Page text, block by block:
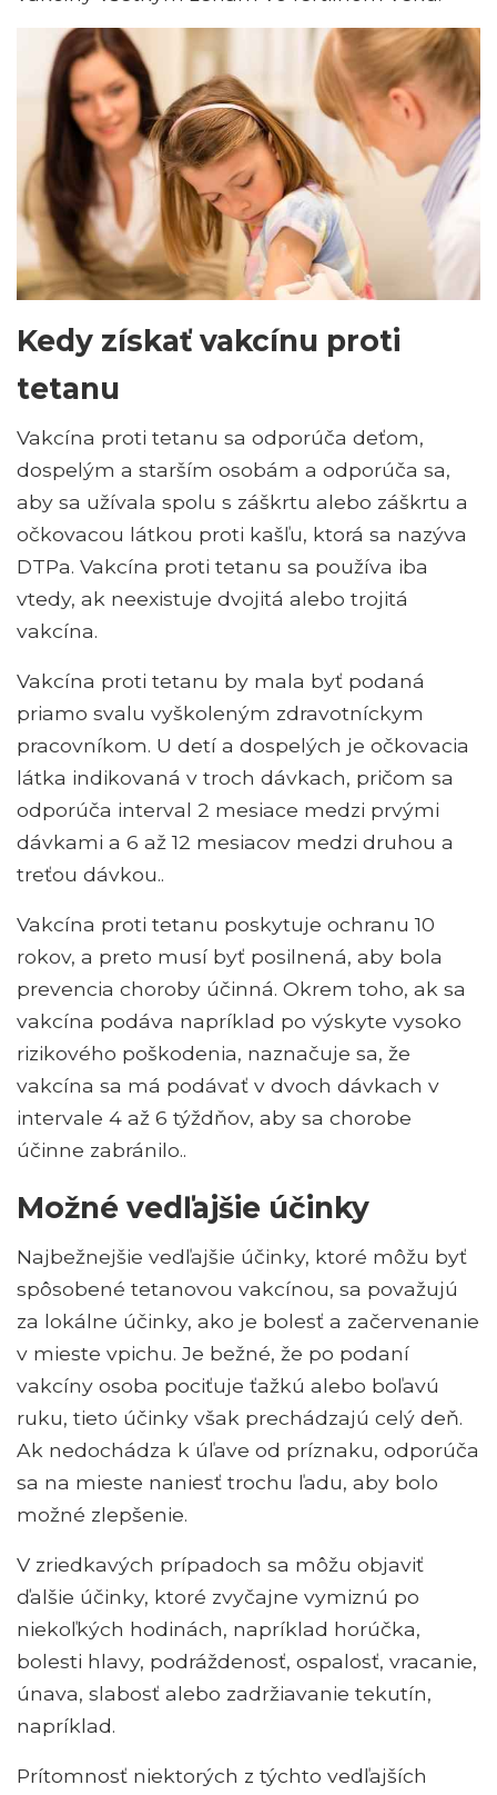
Kedy získať vakcínu proti
tetanu
Vakcína proti tetanu sa odporúča deťom,
dospelým a starším osobám a odporúča sa,
aby sa užívala spolu s záškrtu alebo záškrtu a
očkovacou látkou proti kašľu, ktorá sa nazýva
DTPa. Vakcína proti tetanu sa používa iba
vtedy, ak neexistuje dvojitá alebo trojitá
vakcína.
Vakcína proti tetanu by mala byť podaná
priamo svalu vyškoleným zdravotníckym
pracovníkom. U detí a dospelých je očkovacia
látka indikovaná v troch dávkach, pričom sa
odporúča interval 2 mesiace medzi prvými
dávkami a 6 až 12 mesiacov medzi druhou a
treťou dávkou..
Vakcína proti tetanu poskytuje ochranu 10
rokov, a preto musí byť posilnená, aby bola
prevencia choroby účinná. Okrem toho, ak sa
vakcína podáva napríklad po výskyte vysoko
rizikového poškodenia, naznačuje sa, že
vakcína sa má podávať v dvoch dávkach v
intervale 4 až 6 týždňov, aby sa chorobe
účinne zabránilo..
Možné vedľajšie účinky
Najbežnejšie vedľajšie účinky, ktoré môžu byť
spôsobené tetanovou vakcínou, sa považujú
za lokálne účinky, ako je bolesť a začervenanie
v mieste vpichu. Je bežné, že po podaní
vakcíny osoba pociťuje ťažkú ​​alebo boľavú
ruku, tieto účinky však prechádzajú celý deň.
Ak nedochádza k úľave od príznaku, odporúča
sa na mieste naniesť trochu ľadu, aby bolo
možné zlepšenie.
V zriedkavých prípadoch sa môžu objaviť
ďalšie účinky, ktoré zvyčajne vymiznú po
niekoľkých hodinách, napríklad horúčka,
bolesti hlavy, podráždenosť, ospalosť, vracanie,
únava, slabosť alebo zadržiavanie tekutín,
napríklad.
Prítomnosť niektorých z týchto vedľajších